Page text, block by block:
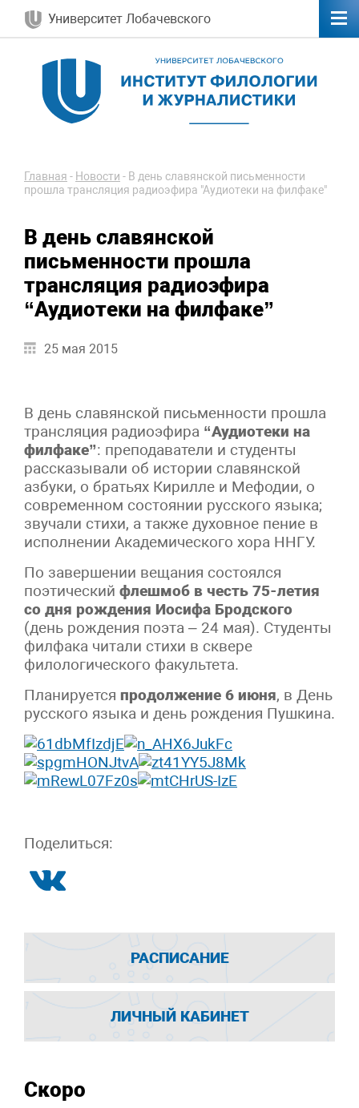
Университет Лобачевского
Главная - Новости - В день славянской письменности
прошла трансляция радиоэфира "Аудиотеки на филфаке"
В день славянской
письменности прошла
трансляция радиоэфира
“Аудиотеки на филфаке”
25 мая 2015
В день славянской письменности прошла
трансляция радиоэфира “Аудиотеки на
филфаке”: преподаватели и студенты
рассказывали об истории славянской
азбуки, о братьях Кирилле и Мефодии, о
современном состоянии русского языка;
звучали стихи, а также духовное пение в
исполнении Академического хора ННГУ.
По завершении вещания состоялся
поэтический флешмоб в честь 75-летия
со дня рождения Иосифа Бродского
(день рождения поэта – 24 мая). Студенты
филфака читали стихи в сквере
филологического факультета.
Планируется продолжение 6 июня, в День
русского языка и день рождения Пушкина.
Поделиться:
РАСПИСАНИЕ
ЛИЧНЫЙ КАБИНЕТ
Скоро